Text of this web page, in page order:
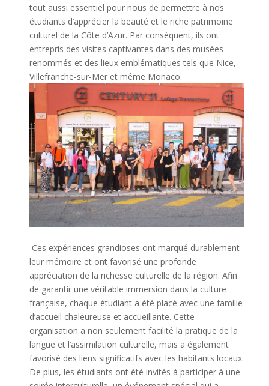
tout aussi essentiel pour nous de permettre à nos
étudiants d’apprécierla beauté et le riche patrimoine
culturel de la Côte d’Azur. Par conséquent, ils ont
entrepris des visites captivantes dans des musées
renommés et des lieux emblématiques tels que Nice,
Villefranche-sur-Mer et même Monaco.
Ces expériences grandioses ont marqué durablement
leur mémoire et ont favorisé une profonde
appréciation de la richesse culturelle de la région. Afin
de garantir une véritable immersion dans la culture
française, chaque étudianta été placé avec une famille
d’accueil chaleureuse et accueillante. Cette
organisation a non seulement facilité la pratique de la
langue et l’assimilation culturelle, mais a également
favorisé des liens significatifs avec les habitants locaux.
De plus, les étudiants ont été invités à participerà une